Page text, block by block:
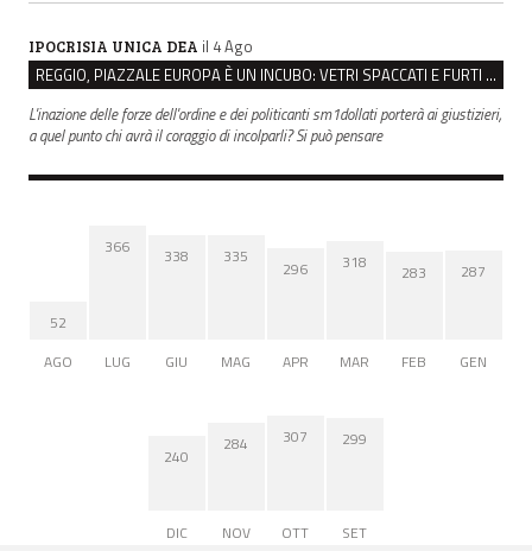
IPOCRISIA UNICA DEA il 4 Ago
REGGIO, PIAZZALE EUROPA È UN INCUBO: VETRI SPACCATI E FURTI SULLE AUTO IN SOSTA
L'inazione delle forze dell'ordine e dei politicanti sm1dollati porterà ai giustizieri,
a quel punto chi avrà il coraggio di incolparli? Si può pensare
52
AGO
366
LUG
338
GIU
335
MAG
296
APR
318
MAR
283
FEB
287
GEN
240
DIC
284
NOV
307
OTT
299
SET